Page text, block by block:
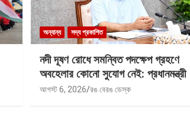
অন্যান্য সদ্য প্রকাশিত
নদী দূষণ রোধে সমন্বিত পদক্ষেপ গ্রহণে
অবহেলার কোনো সুযোগ নেই: প্রধানমন্ত্রী
আগস্ট 6, 2026 রঙ বেরঙ ডেস্ক